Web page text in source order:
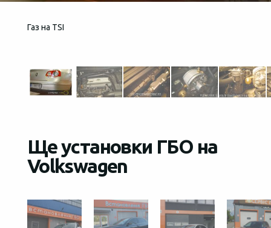
Газ на TSI
Ще установки ГБО на
Volkswagen